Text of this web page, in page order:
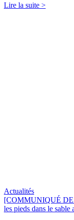
Lire la suite >
Actualités
[COMMUNIQUÉ DE
les pieds dans le